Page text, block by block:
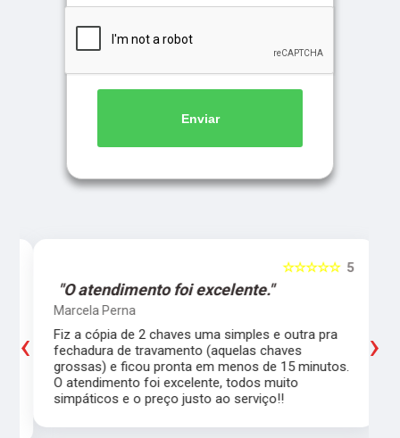
Enviar
5
☆☆☆☆☆
"O atendimento foi excelente."
Marcela Perna
Fiz a cópia de 2 chaves uma simples e outra pra
fechadura de travamento (aquelas chaves
grossas) e ficou pronta em menos de 15 minutos.
O atendimento foi excelente, todos muito
simpáticos e o preço justo ao serviço!!
‹ ›